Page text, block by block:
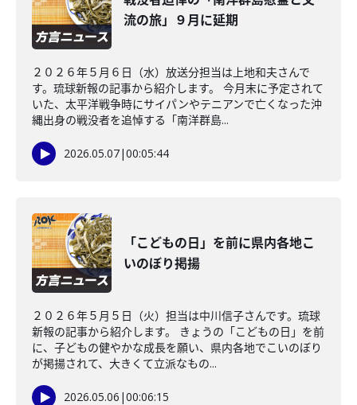
流の旅」９月に延期
２０２６年５月６日（水）放送分担当は上地和夫さんで
す。琉球新報の記事から紹介します。 今月末に予定されて
いた、太平洋戦争時にサイパンやテニアンで亡くなった沖
縄出身の戦没者を追悼する「南洋群島...
2026.05.07|00:05:44
「こどもの日」を前に県内各地こ
いのぼり掲揚
２０２６年５月５日（火）担当は中川信子さんです。琉球
新報の記事から紹介します。 きょうの「こどもの日」を前
に、子どもの健やかな成長を願い、県内各地でこいのぼり
が掲揚されて、大きくて立派なもの...
2026.05.06 |00:06:15